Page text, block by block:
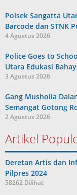
Polsek Sangatta
Barcode dan STNK
4 Agustus 2026
Police Goes to
Utara Edukasi
3 Agustus 2026
Gang Musholla
Semangat Gotong
2 Agustus 2026
Artikel
Deretan Artis dan
Pilpres 2024
58262 Dilihat